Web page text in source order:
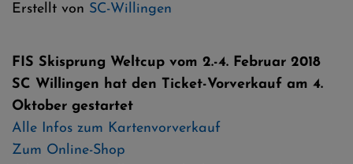
Erstellt von SC-Willingen
FIS Skisprung Weltcup vom 2.-4. Februar 2018
SC Willingen hat den Ticket-Vorverkauf am 4.
Oktober gestartet
Alle Infos zum Kartenvorverkauf
Zum Online-Shop